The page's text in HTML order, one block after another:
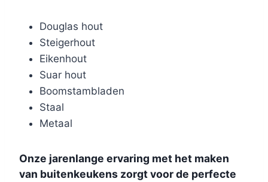
Douglas hout
Steigerhout
Eikenhout
Suar hout
Boomstambladen
Staal
Metaal
Onze jarenlange ervaring met het maken
van buitenkeukens zorgt voor de perfecte